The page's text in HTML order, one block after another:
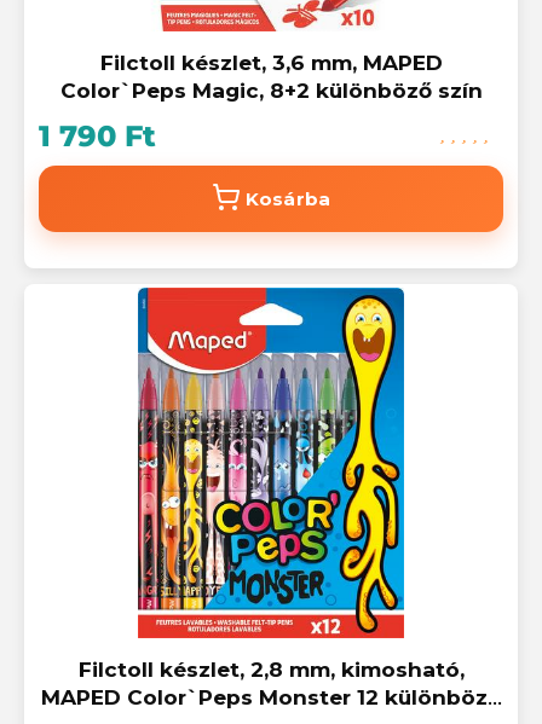
Filctoll készlet, 3,6 mm, MAPED
Color`Peps Magic, 8+2 különböző szín
1 790 Ft
Kosárba
Filctoll készlet, 2,8 mm, kimosható,
MAPED Color`Peps Monster 12 különböző